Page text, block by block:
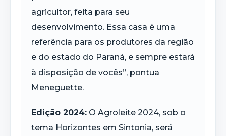
agricultor, feita para seu
desenvolvimento. Essa casa é uma
referência para os produtores da região
e do estado do Paraná, e sempre estará
à disposição de vocês”, pontua
Meneguette.
Edição 2024: O Agroleite 2024, sob o
tema Horizontes em Sintonia, será